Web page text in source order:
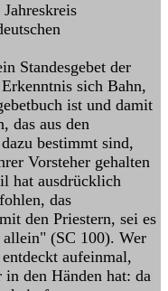
Standesgebet der
sich Bahn,
ist und damit
das aus den
bestimmt sind,
Vorsteher gehalten
hat ausdrücklich
das
den Priestern, sei es
allein" (SC 100). Wer
aufeinmal,
in den Händen hat: da